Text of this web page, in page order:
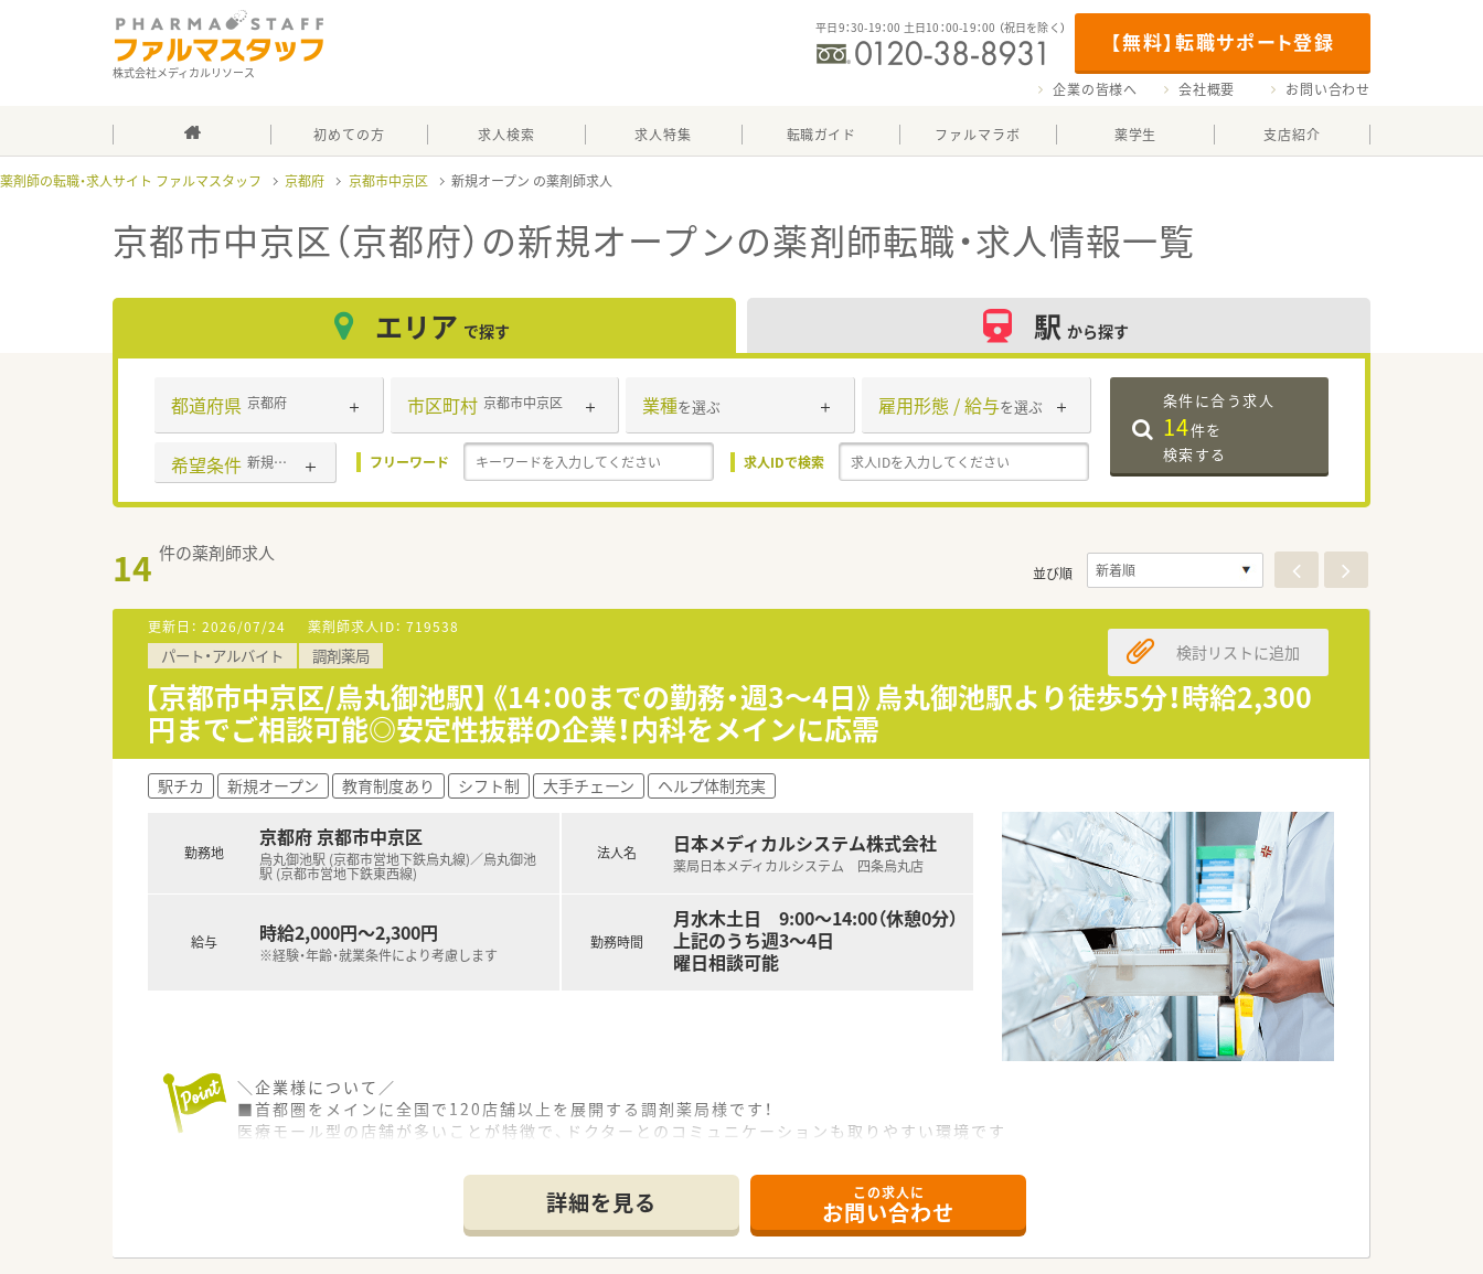
株式会社メディカルリソース
【無料】転職サポート登録
平日9：30-19：00 土日10：00-19：00 （祝日を除く）
企業の皆様へ 会社概要 お問い合わせ
初めての方 求人検索 求人特集 転職ガイド ファルマラボ 薬学生 支店紹介
薬剤師の転職・求人サイト ファルマスタッフ 京都府 京都市中京区 新規オープン
京都市中京区（京都府）の新規オープンの薬剤師転職・求人情報一覧
エリア で探す 駅 から探す
都道府県 京都府 市区町村 京都市中京区 業種を選ぶ 雇用形態 / 給与を選ぶ
希望条件 新規オープン フリーワード 求人IDで検索
条件に合う求人
14件を
検索する
14 件の薬剤師求人
並び順
更新日： 2026/07/24 薬剤師求人ID： 719538
パート・アルバイト 調剤薬局
【京都市中京区/烏丸御池駅】《14：00までの勤務・週3～4日》烏丸御池駅より徒歩5分！時給2,300
円までご相談可能◎安定性抜群の企業！内科をメインに応需
検討リストに追加
駅チカ 新規オープン 教育制度あり シフト制 大手チェーン ヘルプ体制充実
勤務地
京都府 京都市中京区
烏丸御池駅 (京都市営地下鉄烏丸線)／烏丸御池
駅 (京都市営地下鉄東西線)
給与 時給2,000円～2,300円
※経験・年齢・就業条件により考慮します
法人名 日本メディカルシステム株式会社
薬局日本メディカルシステム 四条烏丸店
勤務時間
月水木土日 9:00〜14:00（休憩0分）
上記のうち週3〜4日
曜日相談可能
＼企業様について／
■首都圏をメインに全国で120店舗以上を展開する調剤薬局様です！
医療モール型の店舗が多いことが特徴で、ドクターとのコミュニケーションも取りやすい環境です
その中でも無借金経営を続けられているため安心してお勤め頂ける企業様です！
■社員様とそのご家族様も大切にする、というお考えがございますので、長くお勤めされたい方にもピッタリです
詳細を見る この求人に
お問い合わせ